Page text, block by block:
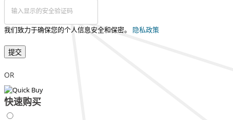
我们致力于确保您的个人信息安全和保密。 隐私政策
提交
OR
快速购买